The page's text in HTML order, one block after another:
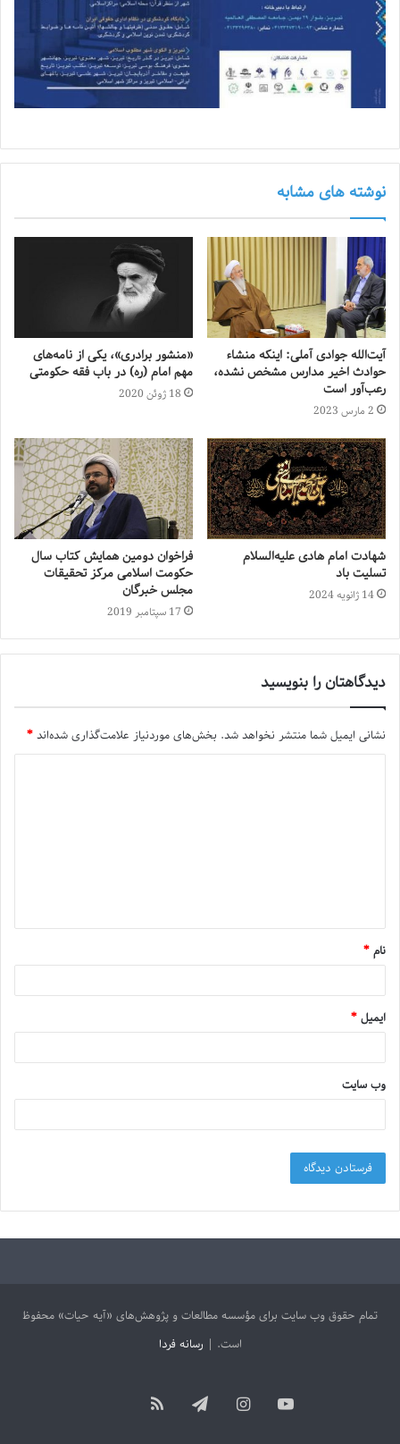
نوشته های مشابه
آیت‌الله جوادی آملی: اینکه منشاء
حوادث اخیر مدارس مشخص نشده،
رعب‌آور است
2 مارس 2023
«منشور برادری»، یکی از نامه‌های
مهم امام (ره) در باب فقه حکومتی
18 ژوئن 2020
شهادت امام هادی علیه‌السلام
تسلیت باد
14 ژانویه 2024
فراخوان دومین همایش کتاب سال
حکومت اسلامی مرکز تحقیقات
مجلس خبرگان
17 سپتامبر 2019
دیدگاهتان را بنویسید
نشانی ایمیل شما منتشر نخواهد شد. بخش‌های موردنیاز علامت‌گذاری شده‌اند*
نام*
ایمیل*
وب‌ سایت
تمام حقوق وب سایت برای مؤسسه مطالعات و پژوهش‌های «آیه حیات» محفوظ
است. | رسانه فردا
یوتیوباینستاگرامتلگرامخوراک